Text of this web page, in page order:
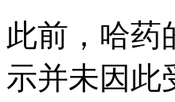
此前，哈药
示并未因此